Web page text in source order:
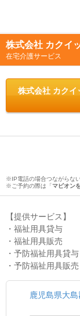
株式会社 カクイ
在宅介護サービス
株式会社 カクイ
※IP電話の場合つながらな
※ご予約の際は「マピオン
【提供サービス】
・福祉用具貸与
・福祉用具販売
・予防福祉用具貸与
・予防福祉用具販売
鹿児島県大